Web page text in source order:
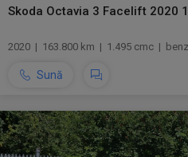
Skoda Octavia 3 Facelift 2020
2020 | 163.800 km | 1.495 cmc |
Sună